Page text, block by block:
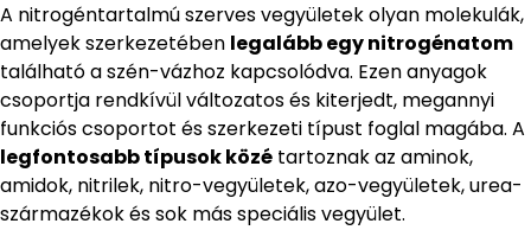
A nitrogéntartalmú szerves vegyületek olyan molekulák,
amelyek szerkezetében legalább egy nitrogénatom
található a szén-vázhoz kapcsolódva. Ezen anyagok
csoportja rendkívül változatos és kiterjedt, megannyi
funkciós csoportot és szerkezeti típust foglal magába. A
legfontosabb típusok közé tartoznak az aminok,
amidok, nitrilek, nitro-vegyületek, azo-vegyületek, urea-
származékok és sok más speciális vegyület.